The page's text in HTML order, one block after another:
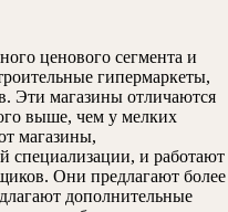
ценового сегмента и
гипермаркеты,
Эти магазины отличаются
выше, чем у мелких
магазины,
специализации, и работают
Они предлагают более
дополнительные